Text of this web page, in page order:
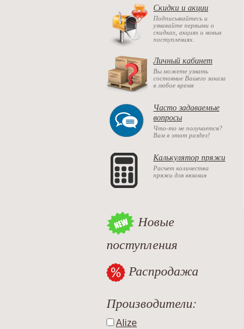
Скидки и акции
Подписывайтесь и
узнавайте первыми о
скидках, акциях и новых
поступлениях.
Личный кабинет
Вы можете узнать
состояние Вашего заказа
в любое время
Часто задаваемые
вопросы
Что-то не получается?
Вам в этот раздел!
Калькулятор пряжи
Расчет количества
пряжи для вязания
Новые
поступления
Распродажа
Производители:
Alize